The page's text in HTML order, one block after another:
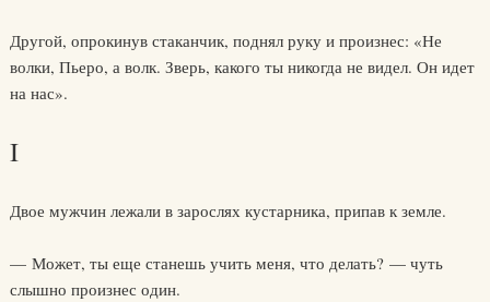
Другой, опрокинув стаканчик, поднял руку и произнес: «Не
волки, Пьеро, а волк. Зверь, какого ты никогда не видел. Он идет
на нас».
I
Двое мужчин лежали в зарослях кустарника, припав к земле.
— Может, ты еще станешь учить меня, что делать? — чуть
слышно произнес один.